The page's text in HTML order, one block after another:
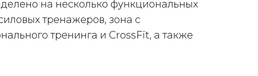
на несколько функциональных
тренажеров, зона с
тренинга и CrossFit, а также